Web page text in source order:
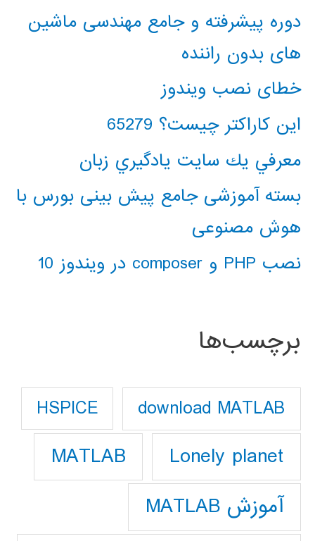
دوره پیشرفته و جامع مهندسی ماشین
های بدون راننده
خطای نصب ویندوز
این کاراکتر چیست؟ 65279
معرفي يك سايت يادگيري زبان
بسته آموزشی جامع پیش بینی بورس با
هوش مصنوعی
نصب PHP و composer در ویندوز 10
برچسب‌ها
download MATLAB
HSPICE
Lonely planet
MATLAB
آموزش MATLAB